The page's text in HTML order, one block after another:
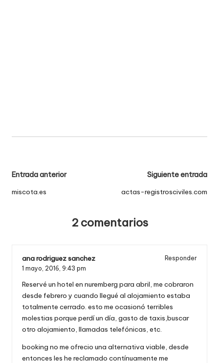
Navegación
de
Entrada anterior
miscota.es
Siguiente entrada
actas-registrosciviles.com
2 comentarios
ana rodriguez sanchez
Responder
1 mayo, 2016, 9:43 pm
Reservé un hotel en nuremberg para abril, me cobraron
desde febrero y cuando llegué al alojamiento estaba
totalmente cerrado. esto me ocasionó terribles
molestias porque perdí un día, gasto de taxis,buscar
otro alojamiento, llamadas telefónicas, etc.
booking no me ofrecio una alternativa viable, desde
entonces les he reclamado contínuamente me